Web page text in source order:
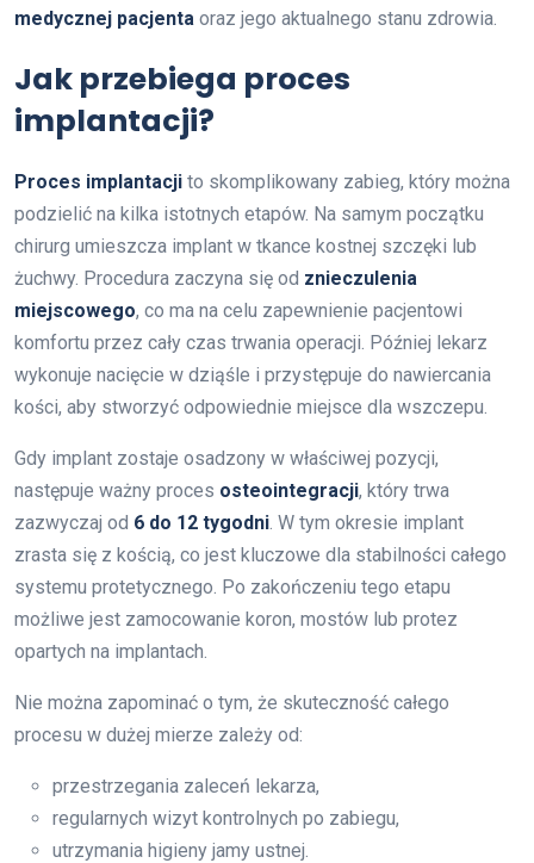
medycznej pacjenta oraz jego aktualnego stanu zdrowia.
Jak przebiega proces
implantacji?
Proces implantacji to skomplikowany zabieg, który można
podzielić na kilka istotnych etapów. Na samym początku
chirurg umieszcza implant w tkance kostnej szczęki lub
żuchwy. Procedura zaczyna się od znieczulenia
miejscowego, co ma na celu zapewnienie pacjentowi
komfortu przez cały czas trwania operacji. Później lekarz
wykonuje nacięcie w dziąśle i przystępuje do nawiercania
kości, aby stworzyć odpowiednie miejsce dla wszczepu.
Gdy implant zostaje osadzony w właściwej pozycji,
następuje ważny proces osteointegracji, który trwa
zazwyczaj od 6 do 12 tygodni . W tym okresie implant
zrasta się z kością, co jest kluczowe dla stabilności całego
systemu protetycznego. Po zakończeniu tego etapu
możliwe jest zamocowanie koron, mostów lub protez
opartych na implantach.
Nie można zapominać o tym, że skuteczność całego
procesu w dużej mierze zależy od:
przestrzegania zaleceń lekarza,
regularnych wizyt kontrolnych po zabiegu,
utrzymania higieny jamy ustnej.